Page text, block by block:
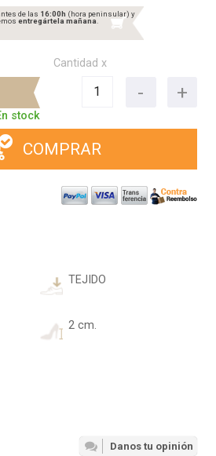
de las 16:00h (hora peninsular) y
entregártela mañana.
stock
Cantidad x
COMPRAR
TEJIDO
2 cm.
Danos tu opinión